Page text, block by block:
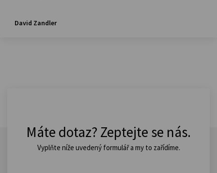
David Zandler
Máte dotaz? Zeptejte se nás.
Vyplňte níže uvedený formulář a my to zařídíme.